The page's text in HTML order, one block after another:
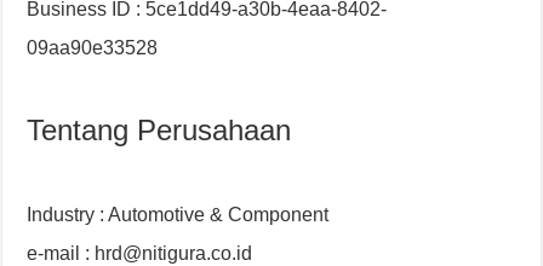
Business ID : 5ce1dd49-a30b-4eaa-8402-
09aa90e33528
Tentang Perusahaan
Industry : Automotive & Component
e-mail : hrd@nitigura.co.id